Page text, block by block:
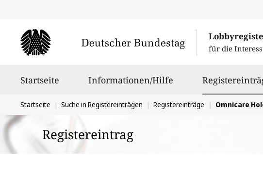
für die
Startseite Informationen/Hilfe
Sie
befinden
sich
hier:
Startseite Suche in Registereinträgen Registereinträge Omnicare
Registereintrag